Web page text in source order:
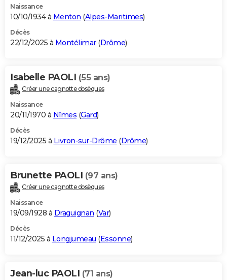
Naissance
10/10/1934 à Menton (Alpes-Maritimes)
Décès
22/12/2025 à Montélimar(Drôme)
Isabelle PAOLI (55 ans)
Créer une cagnotte obsèques
Naissance
20/11/1970 à Nîmes (Gard)
Décès
19/12/2025 à Livron-sur-Drôme (Drôme)
Brunette PAOLI (97 ans)
Créer une cagnotte obsèques
Naissance
19/09/1928 à Draguignan (Var)
Décès
11/12/2025 à Longjumeau (Essonne)
Jean-luc PAOLI (71 ans)